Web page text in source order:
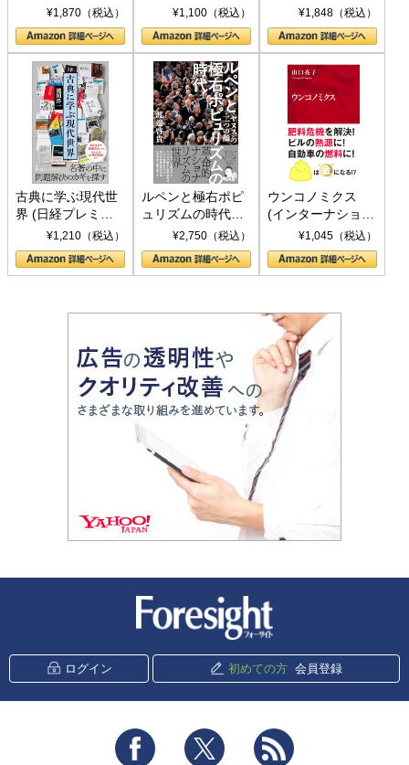
トランプとBRICS
の挑戦
¥1,870（税込）
下、ソ連参戦、そ
して聖断 (PHP新
書)
¥1,100（税込） ¥1,848（税込）
古典に学ぶ現代世
界 (日経プレミア
シリーズ)¥1,210（税込）
ルペンと極右ポピ
ュリズムの時代：
〈ヤヌス〉の二つ
の顔
¥2,750（税込）
ウンコノミクス
(インターナショナ
ル新書)¥1,045（税込）
ログイン 初めての方 会員登録
Facebook Twitter